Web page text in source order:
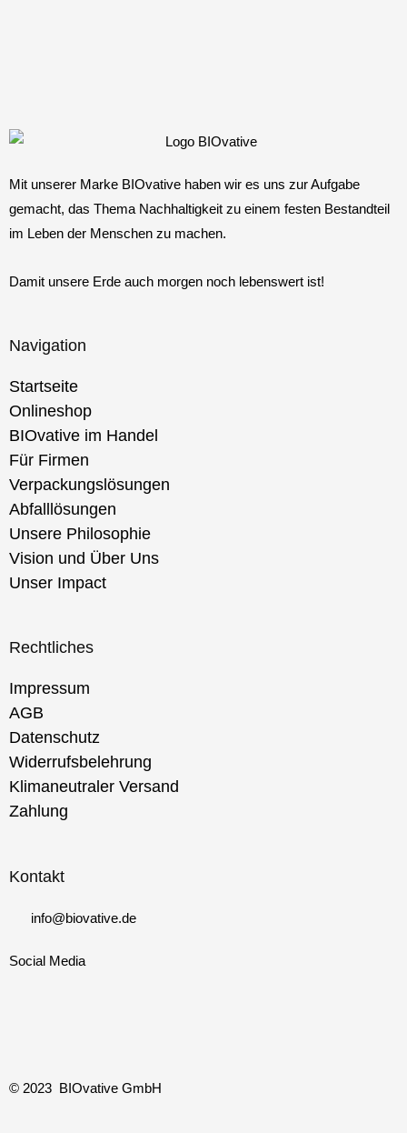
Mit unserer Marke BIOvative haben wir es uns zur Aufgabe
gemacht, das Thema Nachhaltigkeit zu einem festen Bestandteil
im Leben der Menschen zu machen.
Damit unsere Erde auch morgen noch lebenswert ist!
Navigation
Startseite
Onlineshop
BIOvative im Handel
Für Firmen
Verpackungslösungen
Abfalllösungen
Unsere Philosophie
Vision und Über Uns
Unser Impact
Rechtliches
Impressum
AGB
Datenschutz
Widerrufsbelehrung
Klimaneutraler Versand
Zahlung
Kontakt
info@biovative.de
Social Media
© 2023 BIOvative GmbH